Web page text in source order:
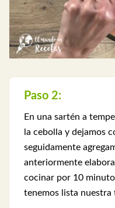
Paso 2:
En una sartén a
la cebolla y dejamos
seguidamente
anteriormente
cocinar por 10
tenemos lista nuestra